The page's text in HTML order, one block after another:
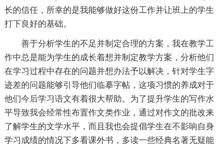
长的信任，所幸的是我能够做好这份工作并让班上的学生
打下良好的基础。
善于分析学生的不足并制定合理的方案，我在教学工
作中总是能为学生的成长着想并制定教学方案，分析他们
在学习过程中存在的问题并想办法予以解决，针对学生字
迹差的问题能够引导他们临摹字帖，这项习惯的养成对于
他们今后学习语文有着很大帮助。为了提升学生的写作水
平导致我会经常性布置作文类作业，通过对作文的批改来
了解学生的文学水平，而且我也会提倡学生在不影响自身
学习成绩的情况下多看课外书，多读一些经典名著无疑能